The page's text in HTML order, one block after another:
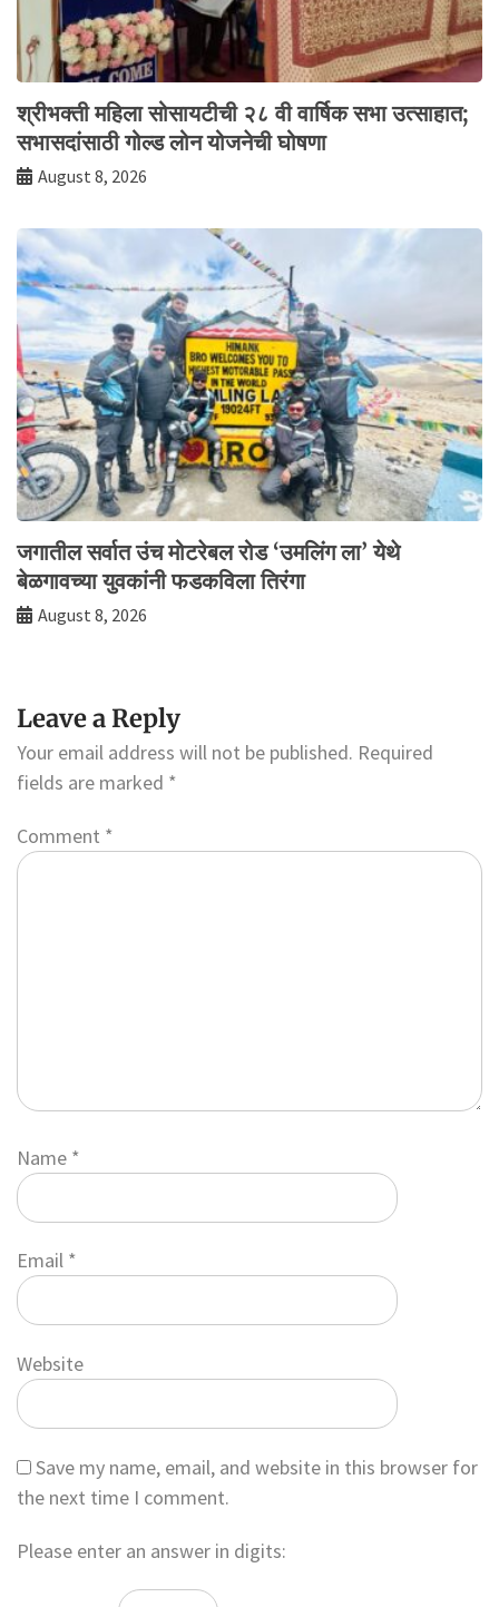
श्रीभक्ती महिला सोसायटीची २८ वी वार्षिक सभा उत्साहात;
सभासदांसाठी गोल्ड लोन योजनेची घोषणा
August 8, 2026
जगातील सर्वात उंच मोटरेबल रोड ‘उमलिंग ला’ येथे
बेळगावच्या युवकांनी फडकविला तिरंगा
August 8, 2026
Leave a Reply
Your email address will not be published. Required
fields are marked *
Comment *
Name *
Email *
Website
Save my name, email, and website in this browser for
the next time I comment.
Please enter an answer in digits: